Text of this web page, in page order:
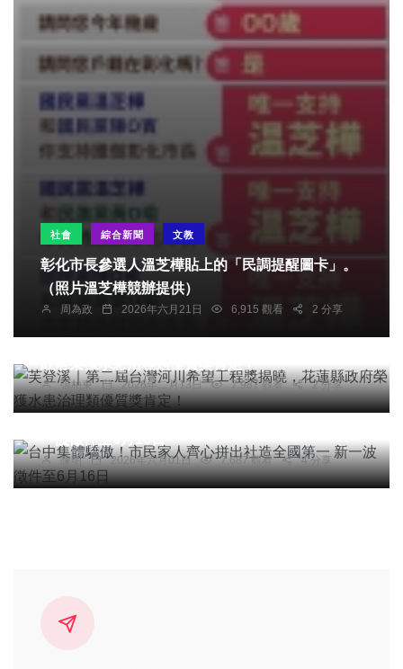
社會 綜合新聞 文教
彰化市長參選人溫芝樺貼上的「民調提醒圖卡」。
（照片溫芝樺競辦提供）
周為政 2026年六月21日 6,915 觀看 2 分享
綜合新聞
芙登溪｜第二屆台灣河川希望工程獎揭曉，花蓮縣
張柏東 2026年二月13日 7,987 觀看 2 分享
社會 綜合新聞 旅遊 文教
台中集體驕傲！市民家人齊心拼出社造全國第一 新
陳明 2026年六月01日 7,687 觀看 4 分享